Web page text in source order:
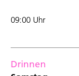
09:00 Uhr
Drinnen